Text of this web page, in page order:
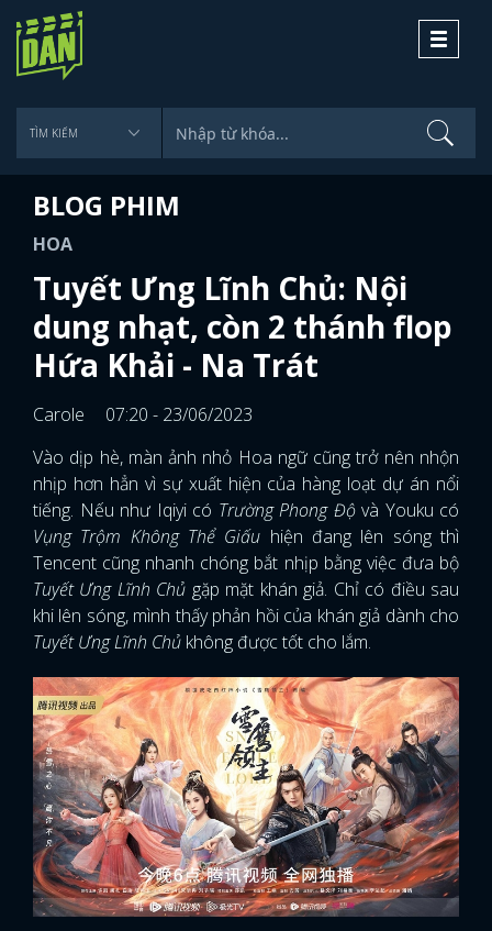
Toggle
BLOG PHIM
HOA
Tuyết Ưng Lĩnh Chủ: Nội
dung nhạt, còn 2 thánh flop
Hứa Khải - Na Trát
Carole
07:20 - 23/06/2023
Vào dịp hè, màn ảnh nhỏ Hoa ngữ cũng trở nên nhộn
nhịp hơn hẳn vì sự xuất hiện của hàng loạt dự án nổi
tiếng. Nếu như Iqiyi có Trường Phong Độ và Youku có
Vụng Trộm Không Thể Giấu hiện đang lên sóng thì
Tencent cũng nhanh chóng bắt nhịp bằng việc đưa bộ
Tuyết Ưng Lĩnh Chủ gặp mặt khán giả. Chỉ có điều sau
khi lên sóng, mình thấy phản hồi của khán giả dành cho
Tuyết Ưng Lĩnh Chủ không được tốt cho lắm.